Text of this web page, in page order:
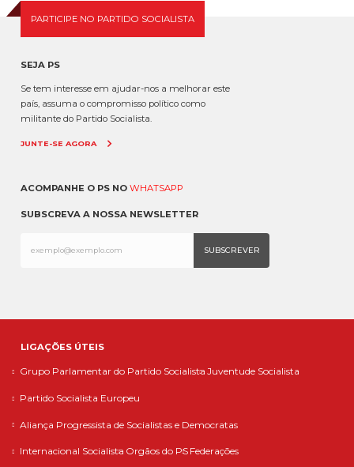
PARTICIPE NO PARTIDO SOCIALISTA
SEJA PS
Se tem interesse em ajudar-nos a melhorar este
país, assuma o compromisso político como
militante do Partido Socialista.
JUNTE-SE AGORA
ACOMPANHE O PS NO WHATSAPP
SUBSCREVA A NOSSA NEWSLETTER
LIGAÇÕES ÚTEIS
Grupo Parlamentar do Partido Socialista Juventude Socialista
Partido Socialista Europeu
Aliança Progressista de Socialistas e Democratas
Internacional Socialista Orgãos do PS Federações